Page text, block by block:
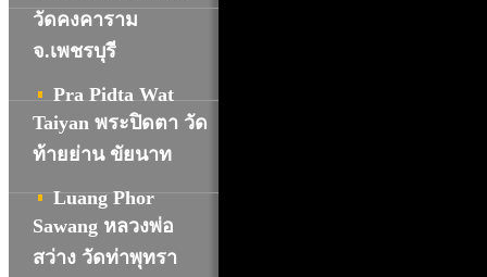
วัดคงคาราม
จ.เพชรบุรี
Pra Pidta Wat
Taiyan พระปิดตา วัด
ท้ายย่าน ขัยนาท
Luang Phor
Sawang หลวงพ่อ
สว่าง วัดท่าพุทรา